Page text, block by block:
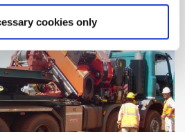
cookies only